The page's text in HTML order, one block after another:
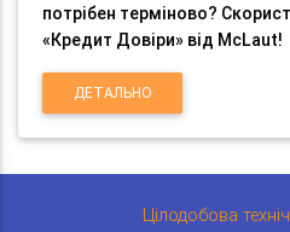
потрібен терміново?
«Кредит Довіри» від McLaut!
ДЕТАЛЬНО
Цілодобова